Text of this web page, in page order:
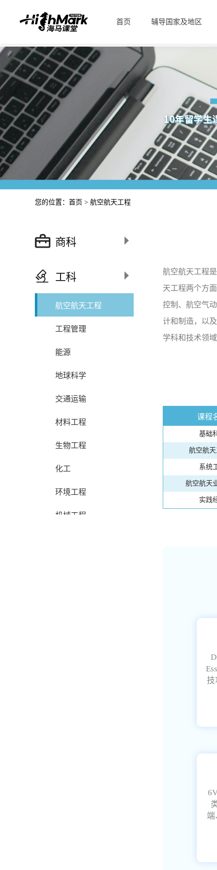
首页 辅导国家及地区
您的位置： 首页 > 航空航天工程
商科
工科
航空航天工程
工程管理
能源
地球科学
交通运输
材料工程
生物工程
化工
环境工程
机械工程
航空航天工程
天工程两个方
控制、航空气
计和制造，以
学科和技术领
课程
基础
航空航
系统
航空航天
实践